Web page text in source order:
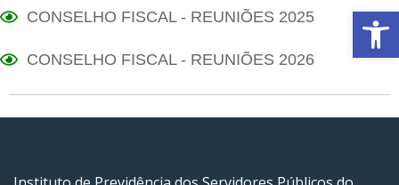
CONSELHO FISCAL - REUNIÕES 2025
CONSELHO FISCAL - REUNIÕES 2026